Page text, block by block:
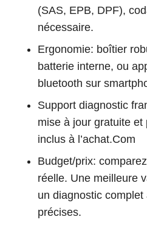
(SAS, EPB, DPF),
nécessaire.
Ergonomie: boîtier
batterie interne, ou
bluetooth sur
Support diagnostic
mise à jour gratuite
inclus à l’achat.Com
Budget/prix:
réelle. Une meilleure
un diagnostic
précises.